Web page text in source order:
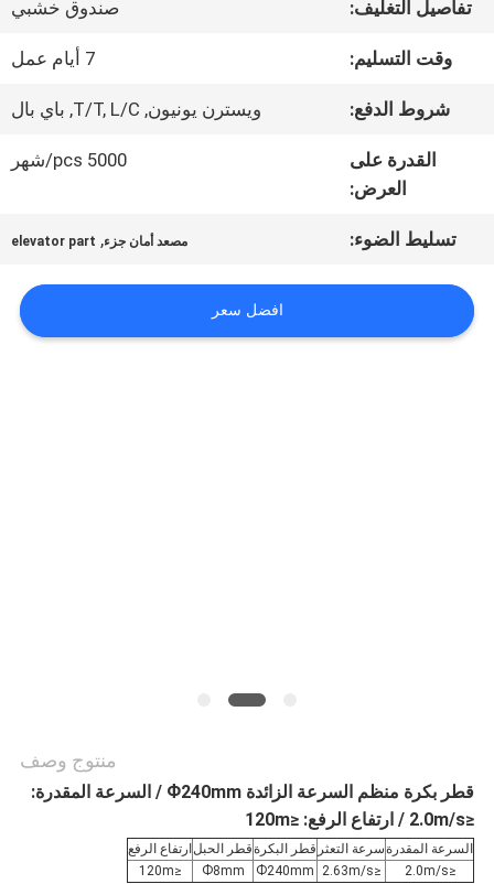
مراقبة
الجودة
أخبار
تفاصيل التغليف: صندوق خشبي
وقت التسليم: 7 أيام عمل
شروط الدفع: ويسترن يونيون, T/T, L/C, باي بال
القدرة على
العرض:
5000 pcs/شهر
تسليط الضوء: مصعد أمان جزء,
elevator part
افضل سعر
منتوج وصف
قطر بكرة منظم السرعة الزائدة Ф240mm / السرعة المقدرة:
≤2.0m/s / ارتفاع الرفع: ≤120m
السرعة المقدرةسرعة التعثر قطر البكرةقطر الحبل ارتفاع الرفع
≤2.0m/s
≤2.63m/s
Ф240mm
Ф8mm
≤120m